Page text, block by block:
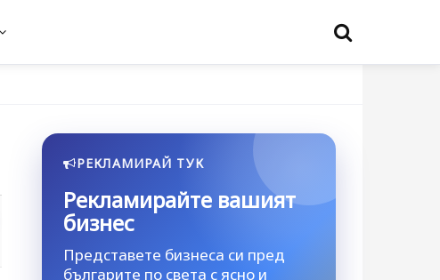
РЕКЛАМИРАЙ ТУК
Рекламирайте вашият
бизнес
Представете бизнеса си пред
българите по света с ясно и